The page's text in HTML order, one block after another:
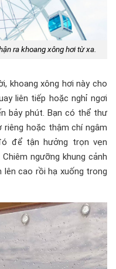
ra khoang xông hơi từ xa.
khoang xông hơi này cho
liên tiếp hoặc nghỉ ngơi
bảy phút. Bạn có thể thư
riêng hoặc thậm chí ngâm
để tận hưởng trọn vẹn
Chiêm ngưỡng khung cảnh
lên cao rồi hạ xuống trong